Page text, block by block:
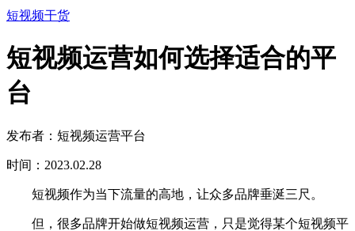
短视频干货
短视频运营如何选择适合的平
台
发布者：短视频运营平台
时间：2023.02.28
短视频作为当下流量的高地，让众多品牌垂涎三尺。
但，很多品牌开始做短视频运营，只是觉得某个短视频平